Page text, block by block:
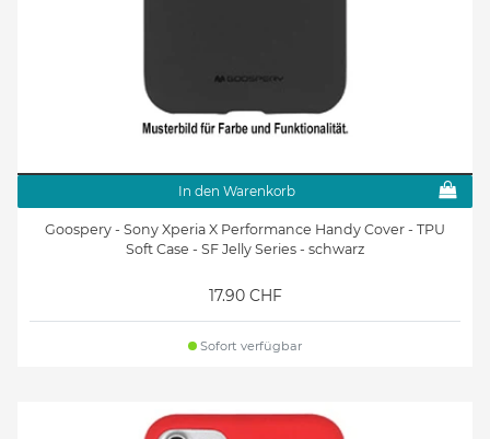
In den Warenkorb
Goospery - Sony Xperia X Performance Handy Cover - TPU
Soft Case - SF Jelly Series - schwarz
17.90 CHF
Sofort verfügbar